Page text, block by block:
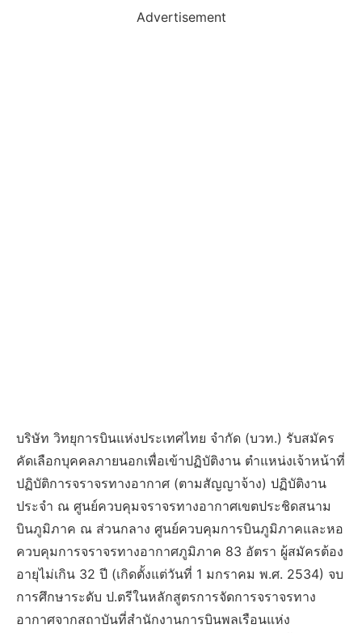
Advertisement
บริษัท วิทยุการบินแห่งประเทศไทย จำกัด (บวท.) รับสมัคร
คัดเลือกบุคคลภายนอกเพื่อเข้าปฏิบัติงาน ตำแหน่งเจ้าหน้าที่
ปฏิบัติการจราจรทางอากาศ (ตามสัญญาจ้าง) ปฏิบัติงาน
ประจำ ณ ศูนย์ควบคุมจราจรทางอากาศเขตประชิดสนาม
บินภูมิภาค ณ ส่วนกลาง ศูนย์ควบคุมการบินภูมิภาคและหอ
ควบคุมการจราจรทางอากาศภูมิภาค 83 อัตรา ผู้สมัครต้อง
อายุไม่เกิน 32 ปี (เกิดตั้งแต่วันที่ 1 มกราคม พ.ศ. 2534) จบ
การศึกษาระดับ ป.ตรีในหลักสูตรการจัดการจราจรทาง
อากาศจากสถาบันที่สำนักงานการบินพลเรือนแห่ง